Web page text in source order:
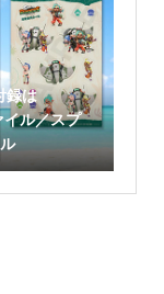
録は
ル／スプ